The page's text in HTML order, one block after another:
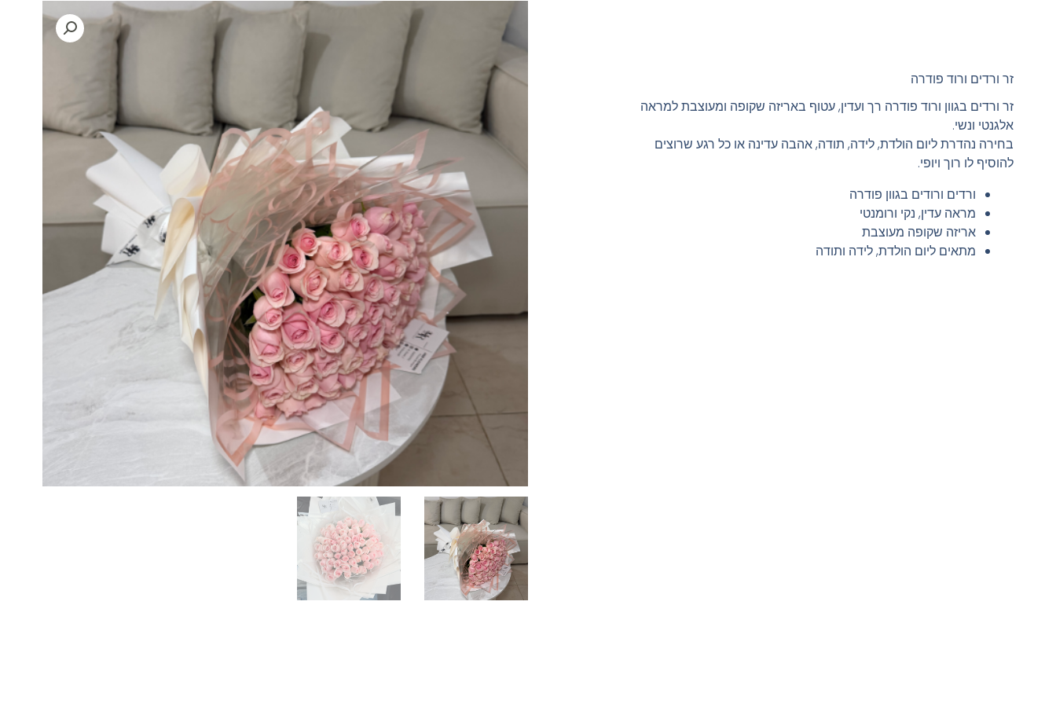
זר ורדים ורוד פודרה
זר ורדים בגוון ורוד פודרה רך ועדין, עטוף באריזה שקופה ומעוצבת למראה
אלגנטי ונשי.
בחירה נהדרת ליום הולדת, לידה, תודה, אהבה עדינה או כל רגע שרוצים
להוסיף לו רוך ויופי.
ורדים ורודים בגוון פודרה
מראה עדין, נקי ורומנטי
אריזה שקופה מעוצבת
מתאים ליום הולדת, לידה ותודה